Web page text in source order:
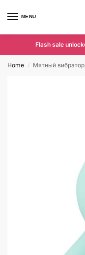
MENU
Flash sale
Home / Мятный вибратор